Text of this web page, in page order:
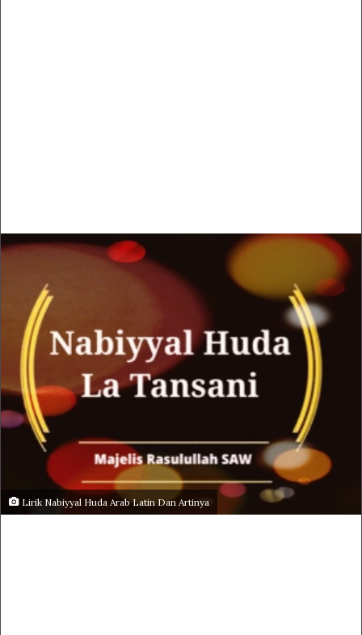
Lirik Nabiyyal Huda Arab Latin Dan Artinya